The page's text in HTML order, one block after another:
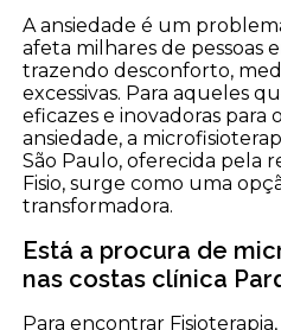
A ansiedade é um
afeta milhares de pessoas
trazendo desconforto,
excessivas. Para aqueles
eficazes e inovadoras para
ansiedade, a
São Paulo, oferecida pela
Fisio, surge como uma
transformadora.
Está a procura de
nas costas clínica
Para encontrar